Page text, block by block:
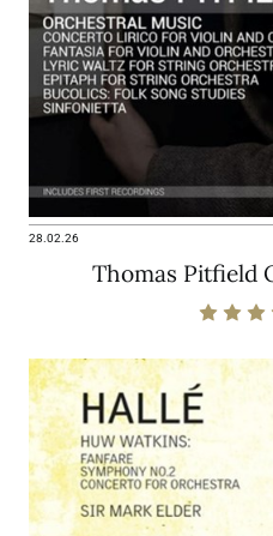
28.02.26
Thomas Pitfield